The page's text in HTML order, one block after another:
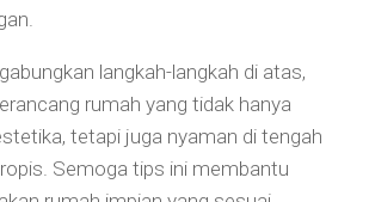
langkah-langkah di atas,
rumah yang tidak hanya
tetapi juga nyaman di tengah
Semoga tips ini membantu